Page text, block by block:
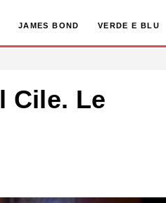
JAMES BOND VERDE E BLU
Cile. Le